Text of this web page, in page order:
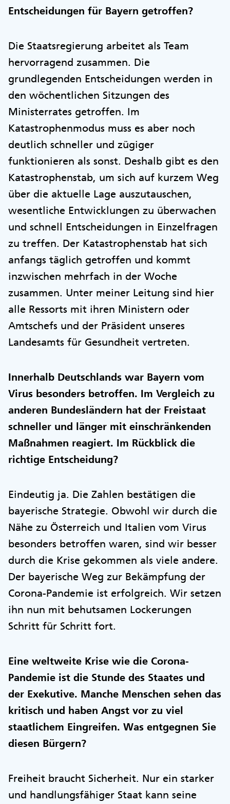
Entscheidungen für Bayern getroffen?
Die Staatsregierung arbeitet als Team
hervorragend zusammen. Die
grundlegenden Entscheidungen werden in
den wöchentlichen Sitzungen des
Ministerrates getroffen. Im
Katastrophenmodus muss es aber noch
deutlich schneller und zügiger
funktionieren als sonst. Deshalb gibt es den
Katastrophenstab, um sich auf kurzem Weg
über die aktuelle Lage auszutauschen,
wesentliche Entwicklungen zu überwachen
und schnell Entscheidungen in Einzelfragen
zu treffen. Der Katastrophenstab hat sich
anfangs täglich getroffen und kommt
inzwischen mehrfach in der Woche
zusammen. Unter meiner Leitung sind hier
alle Ressorts mit ihren Ministern oder
Amtschefs und der Präsident unseres
Landesamts für Gesundheit vertreten.
Innerhalb Deutschlands war Bayern vom
Virus besonders betroffen. Im Vergleich zu
anderen Bundesländern hat der Freistaat
schneller und länger mit einschränkenden
Maßnahmen reagiert. Im Rückblick die
richtige Entscheidung?
Eindeutig ja. Die Zahlen bestätigen die
bayerische Strategie. Obwohl wir durch die
Nähe zu Österreich und Italien vom Virus
besonders betroffen waren, sind wir besser
durch die Krise gekommen als viele andere.
Der bayerische Weg zur Bekämpfung der
Corona-Pandemie ist erfolgreich. Wir setzen
ihn nun mit behutsamen Lockerungen
Schritt für Schritt fort.
Eine weltweite Krise wie die Corona-
Pandemie ist die Stunde des Staates und
der Exekutive. Manche Menschen sehen das
kritisch und haben Angst vor zu viel
staatlichem Eingreifen. Was entgegnen Sie
diesen Bürgern?
Freiheit braucht Sicherheit. Nur ein starker
und handlungsfähiger Staat kann seine